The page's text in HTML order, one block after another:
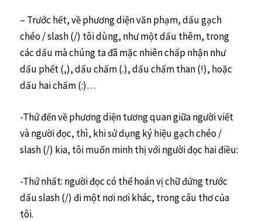
– Trước hết, về phương diện văn phạm, dấu gạch
chéo / slash (/) tôi dùng, như một dấu thêm, trong
các dấu mà chúng ta đã mặc nhiên chấp nhận như
dấu phết (,), dấu chấm (.), dấu chấm than (!), hoặc
dấu hai chấm (:)…
-Thứ đến về phương diện tương quan giữa người viết
và người đọc, thì, khi sử dụng ký hiệu gạch chéo /
slash (/) kia, tôi muốn minh thị với người đọc hai điều:
-Thứ nhất: người đọc có thể hoán vị chữ đứng trước
dấu slash (/) đi một nơi nơi khác, trong câu thơ của
tôi.